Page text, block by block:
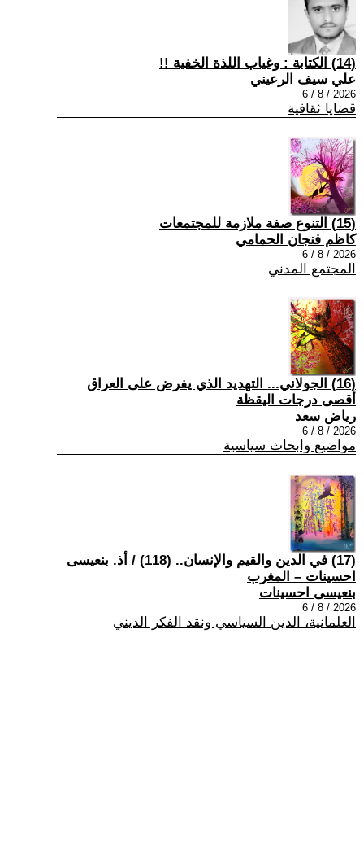
(14) الكتابة : وغياب اللذة الخفية !!
علي سيف الرعيني
2026 / 8 / 6
قضايا ثقافية
(15) التنوع صفة ملازمة للمجتمعات
كاظم فنجان الحمامي
2026 / 8 / 6
المجتمع المدني
(16) الجولاني... التهديد الذي يفرض على العراق
أقصى درجات اليقظة
رياض سعد
2026 / 8 / 6
مواضيع وابحاث سياسية
(17) في الدين والقيم والإنسان.. (118) / أذ. بنعيسى
احسينات – المغرب
بنعيسى احسينات
2026 / 8 / 6
العلمانية، الدين السياسي ونقد الفكر الديني